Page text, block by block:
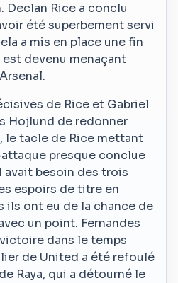
Declan Rice a conclu
été superbement servi
a mis en place une fin
devenu menaçant
de Rice et Gabriel
Hojlund de redonner
le tacle de Rice mettant
presque conclue
avait besoin des trois
espoirs de titre en
ils ont eu de la chance de
un point. Fernandes
dans le temps
de United a été refoulé
Raya, qui a détourné le